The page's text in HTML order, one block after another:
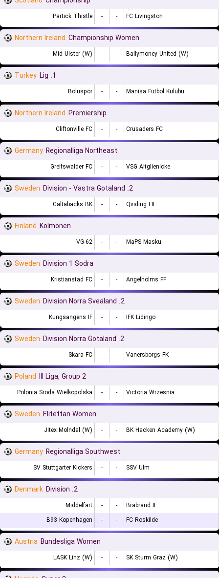
Partick Thistle - - FC Livingston
Northern Ireland Championship Women
Mid Ulster (W) - - Ballymoney United (W)
Turkey 1. Lig
Boluspor - - Manisa Futbol Kulubu
Northern Ireland Premiership
Cliftonville FC - - Crusaders FC
Germany Regionalliga Northeast
Greifswalder FC - - VSG Altglienicke
Sweden 2. Division - Vastra Gotaland
Galtabacks BK - - Qviding FIF
Finland Kolmonen
VG-62 - - MaPS Masku
Sweden Division 1 Sodra
Kristianstad FC - - Angelholms FF
Sweden 2. Division Norra Svealand
Kungsangens IF - - IFK Lidingo
Sweden 2. Division Norra Gotaland
Skara FC - - Vanersborgs FK
Poland III Liga, Group 2
Polonia Sroda Wielkopolska - - Victoria Wrzesnia
Sweden Elitettan Women
Jitex Molndal (W) - - BK Hacken Academy (W)
Germany Regionalliga Southwest
SV Stuttgarter Kickers - - SSV Ulm
Denmark 2. Division
Middelfart - -
Brabrand IF
B93 Kopenhagen
- - FC Roskilde
Austria Bundesliga Women
LASK Linz (W) - - SK Sturm Graz (W)